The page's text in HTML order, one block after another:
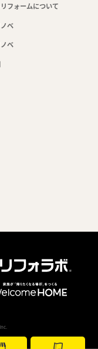
フォームについて
ベ
ベ